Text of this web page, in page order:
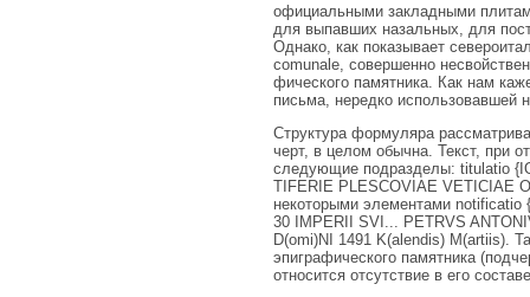
официальными закладными
для вы­павших назальных, для
Однако, как показывает
comunale, совершенно
фического памятника. Как нам
письма, нередко
Структура формуляра
черт, в целом обычна. Текст, при
следующие подразделы: titulatio
TIFERIE PLESCOVIAE VETICIAE
некоторыми элементами notificatio
30 IMPERII SVI... PETRVS
D(omi)NI 1491 K(alendis) M(artiis).
эпиграфического памятника
относится отсутствие в его